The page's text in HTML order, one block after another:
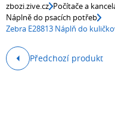
zbozi.zive.cz Počítače a
Náplně do psacích potřeb
Zebra E28813 Náplň do
Předchozí produkt